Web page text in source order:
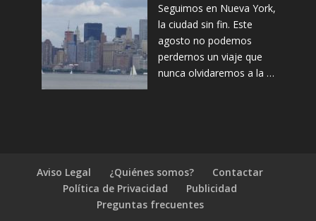
Seguimos en Nueva York,
la ciudad sin fin. Este
agosto no podemos
perdernos un viaje que
nunca olvidaremos a la …
Aviso Legal ¿Quiénes somos?
Contactar
Política de Privacidad
Publicidad
Preguntas frecuentes